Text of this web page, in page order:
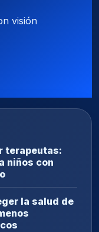
visión
terapeutas:
niños con
la salud de